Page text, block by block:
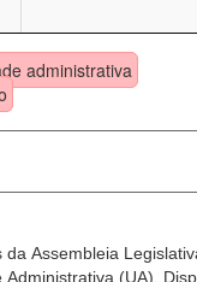
administrativa
Assembleia
(UA).